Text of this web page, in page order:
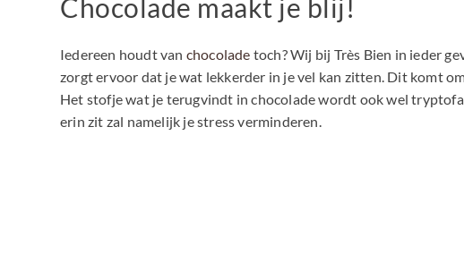
Chocolade maakt je blij!
Iedereen houdt van chocolade toch? Wij bij Très Bien in ieder
zorgt ervoor dat je wat lekkerder in je vel kan zitten. Dit komt
Het stofje wat je terugvindt in chocolade wordt ook wel
erin zit zal namelijk je stress verminderen.